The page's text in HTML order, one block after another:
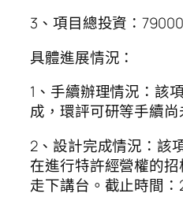
3、項目總投資：
具體進展情況：
1、手續辦理情況：該
成，環評可研等手續尚
2、設計完成情況：該
在進行特許經營權的招
走下講台。截止時間：